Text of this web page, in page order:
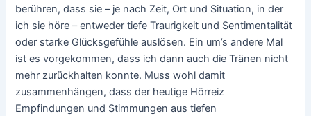
berühren, dass sie – je nach Zeit, Ort und Situation, in der
ich sie höre – entweder tiefe Traurigkeit und Sentimentalität
oder starke Glücksgefühle auslösen. Ein um’s andere Mal
ist es vorgekommen, dass ich dann auch die Tränen nicht
mehr zurückhalten konnte. Muss wohl damit
zusammenhängen, dass der heutige Hörreiz
Empfindungen und Stimmungen aus tiefen